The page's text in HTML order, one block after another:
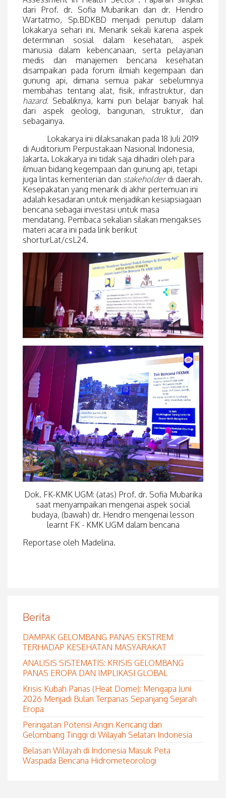
dari Prof. dr. Sofia Mubarikan dan dr. Hendro
Wartatmo, Sp.BDKBD menjadi penutup dalam
lokakarya sehari ini. Menarik sekali karena aspek
determinan sosial dalam kesehatan, aspek
manusia dalam kebencanaan, serta pelayanan
medis dan manajemen bencana kesehatan
disampaikan pada forum ilmiah kegempaan dan
gunung api, dimana semua pakar sebelumnya
membahas tentang alat, fisik, infrastruktur, dan
hazard. Sebaliknya, kami pun belajar banyak hal
dari aspek geologi, bangunan, struktur, dan
sebagainya.
Lokakarya ini dilaksanakan pada 18 Juli 2019
di Auditorium Perpustakaan Nasional Indonesia,
Jakarta. Lokakarya ini tidak saja dihadiri oleh para
ilmuan bidang kegempaan dan gunung api, tetapi
juga lintas kementerian dan stakeholderdi daerah.
Kesepakatan yang menarik di akhir pertemuan ini
adalah kesadaran untuk menjadikan kesiapsiagaan
bencana sebagai investasi untuk masa
mendatang. Pembaca sekalian silakan mengakses
materi acara ini pada link berikut
shorturl.at/csL24.
Dok. FK-KMK UGM: (atas) Prof. dr. Sofia Mubarika
saat menyampaikan mengenai aspek social
budaya, (bawah) dr. Hendro mengenai lesson
learnt FK - KMK UGM dalam bencana
Reportase oleh Madelina.
Berita
DAMPAK GELOMBANG PANAS EKSTREM
TERHADAP KESEHATAN MASYARAKAT
ANALISIS SISTEMATIS: KRISIS GELOMBANG
PANAS EROPA DAN IMPLIKASI GLOBAL
Krisis Kubah Panas (Heat Dome): Mengapa Juni
2026 Menjadi Bulan Terpanas Sepanjang Sejarah
Eropa
Peringatan Potensi Angin Kencang dan
Gelombang Tinggi di Wilayah Selatan Indonesia
Belasan Wilayah di Indonesia Masuk Peta
Waspada Bencana Hidrometeorologi